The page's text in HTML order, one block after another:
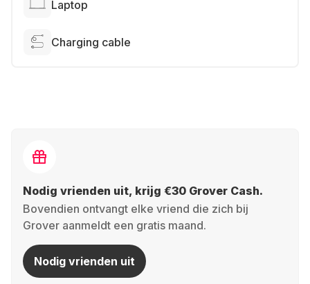
Laptop
Charging cable
Nodig vrienden uit, krijg €30 Grover Cash.
Bovendien ontvangt elke vriend die zich bij
Grover aanmeldt een gratis maand.
Nodig vrienden uit